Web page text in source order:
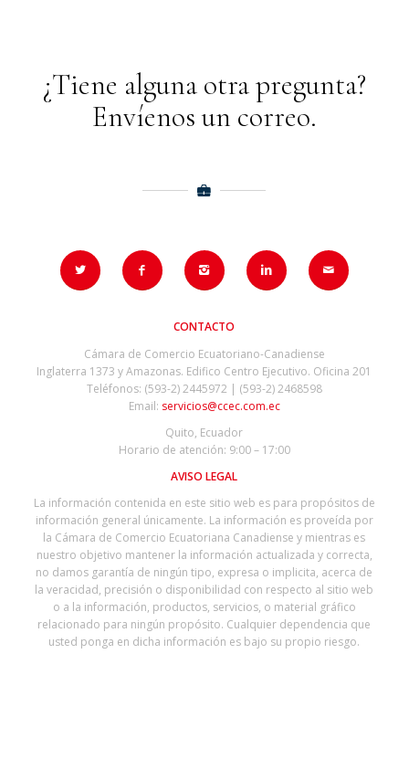
¿Tiene alguna otra pregunta?
Envíenos un correo.
CONTACTO
Cámara de Comercio Ecuatoriano-Canadiense
Inglaterra 1373 y Amazonas. Edifico Centro Ejecutivo. Oficina 201
Teléfonos: (593-2) 2445972 | (593-2) 2468598
Email: servicios@ccec.com.ec
Quito, Ecuador
Horario de atención: 9:00 – 17:00
AVISO LEGAL
La información contenida en este sitio web es para propósitos de
información general únicamente. La información es proveída por
la Cámara de Comercio Ecuatoriana Canadiense y mientras es
nuestro objetivo mantener la información actualizada y correcta,
no damos garantía de ningún tipo, expresa o implicita, acerca de
la veracidad, precisión o disponibilidad con respecto al sitio web
o a la información, productos, servicios, o material gráfico
relacionado para ningún propósito. Cualquier dependencia que
usted ponga en dicha información es bajo su propio riesgo.